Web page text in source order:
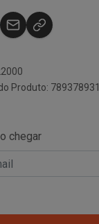
Produto:
chegar